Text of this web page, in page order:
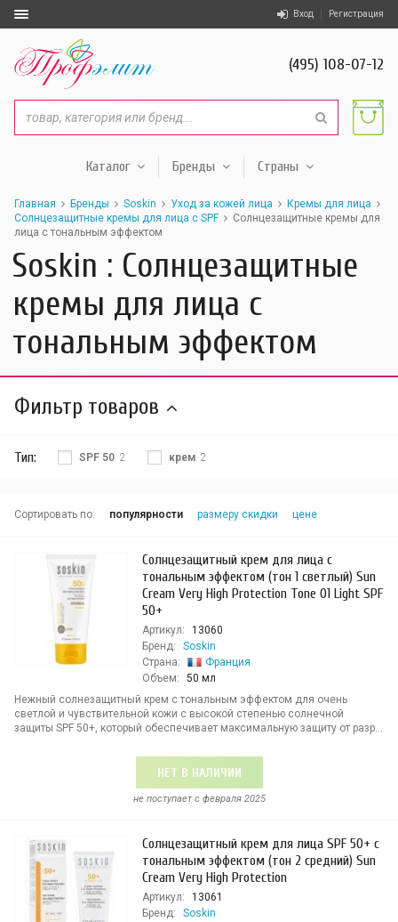
Вход Регистрация
(495) 108-07-12
Каталог Бренды Страны
Главная Бренды Soskin Уход за кожей лица
Кремы для лица
Солнцезащитные кремы для лица с SPF
Солнцезащитные кремы для
лица c тональным эффектом
Soskin : Солнцезащитные
кремы для лица c
тональным эффектом
Фильтр товаров
Тип: SPF 50 2 крем 2
Сортировать по: популярности размеру скидки цене
Солнцезащитный крем для лица с
тональным эффектом (тон 1 светлый) Sun
Cream Very High Protection Tone 01 Light SPF
50+
Артикул:
13060
Бренд:
Soskin
Страна:
Франция
Объем:
50 мл
Нежный солнезащитный крем с тональным эффектом для очень
светлой и чувствительной кожи с высокой степенью солнечной
защиты SPF 50+, который обеспечивает максимальную защиту от разр...
НЕТ В НАЛИЧИИ
не поступает c февраля 2025
Солнцезащитный крем для лица SPF 50+ с
тональным эффектом (тон 2 средний) Sun
Cream Very High Protection
Артикул:
13061
Бренд:
Soskin